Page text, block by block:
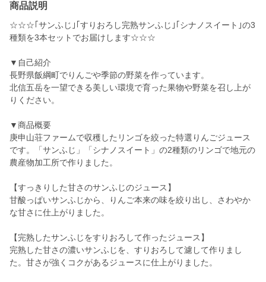
商品説明
☆☆☆｢サンふじ｣｢すりおろし完熟サンふじ｣｢シナノスイート｣の3
種類を3本セットでお届けします☆☆☆
▼自己紹介
長野県飯綱町でりんごや季節の野菜を作っています。
北信五岳を一望できる美しい環境で育った果物や野菜を召し上が
りください。
▼商品概要
庚申山荘ファームで収穫したリンゴを絞った特選りんごジュース
です。「サンふじ」「シナノスイート」の2種類のリンゴで地元の
農産物加工所で作りました。
【すっきりした甘さのサンふじのジュース】
甘酸っぱいサンふじから、りんご本来の味を絞り出し、さわやか
な甘さに仕上がりました。
【完熟したサンふじをすりおろして作ったジュース】
完熟した甘さの濃いサンふじを、すりおろして濾して作りまし
た。甘さが強くコクがあるジュースに仕上がりました。